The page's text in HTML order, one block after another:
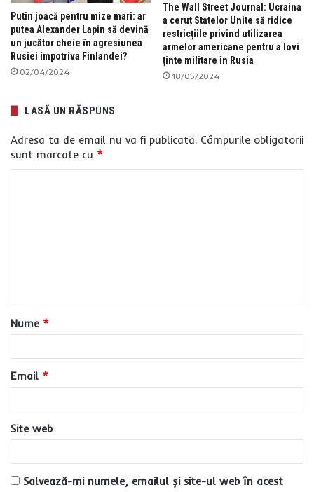
Putin joacă pentru mize mari: ar
putea Alexander Lapin să devină
un jucător cheie în agresiunea
Rusiei împotriva Finlandei?
02/04/2024
The Wall Street Journal: Ucraina
a cerut Statelor Unite să ridice
restricțiile privind utilizarea
armelor americane pentru a lovi
ținte militare în Rusia
18/05/2024
LASĂ UN RĂSPUNS
Adresa ta de email nu va fi publicată. Câmpurile obligatorii
sunt marcate cu *
a
r
u
*
Nume *
Email *
Site web
Salvează-mi numele, emailul și site-ul web în acest